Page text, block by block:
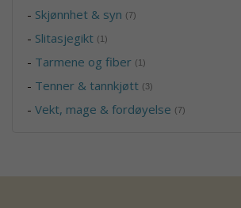
- Skjønnhet & syn (7)
- Slitasjegikt (1)
- Tarmene og fiber (1)
- Tenner & tannkjøtt (3)
-Vekt, mage & fordøyelse (7)